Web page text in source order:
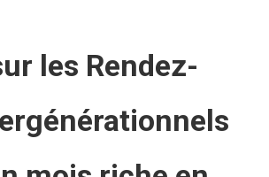
les Rendez-